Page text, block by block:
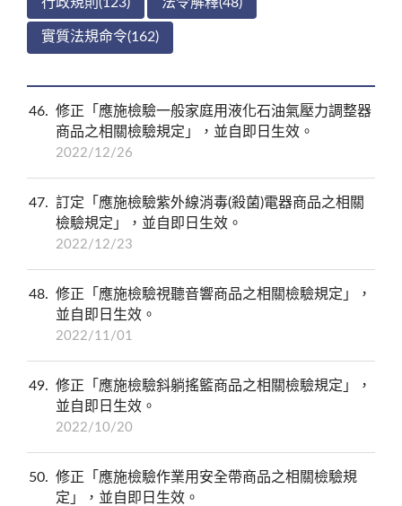
實質法規命令(162)
46
修正「應施檢驗一般家庭用液化石油氣壓力調整器
商品之相關檢驗規定」，並自即日生效。
2022/12/26
47
訂定「應施檢驗紫外線消毒(殺菌)電器商品之相關
檢驗規定」，並自即日生效。
2022/12/23
48
修正「應施檢驗視聽音響商品之相關檢驗規定」，
並自即日生效。
2022/11/01
49
修正「應施檢驗斜躺搖籃商品之相關檢驗規定」，
並自即日生效。
2022/10/20
50
修正「應施檢驗作業用安全帶商品之相關檢驗規
定」，並自即日生效。